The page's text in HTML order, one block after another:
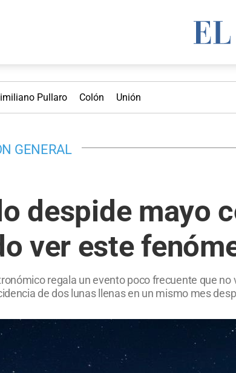
Pullaro Colón Unión
GENERAL
despide mayo
ver este
regala un evento poco frecuente que
de dos lunas llenas en un mismo mes